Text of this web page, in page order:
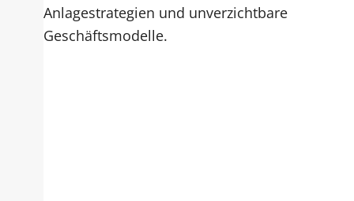
Anlagestrategien und unverzichtbare
Geschäftsmodelle.